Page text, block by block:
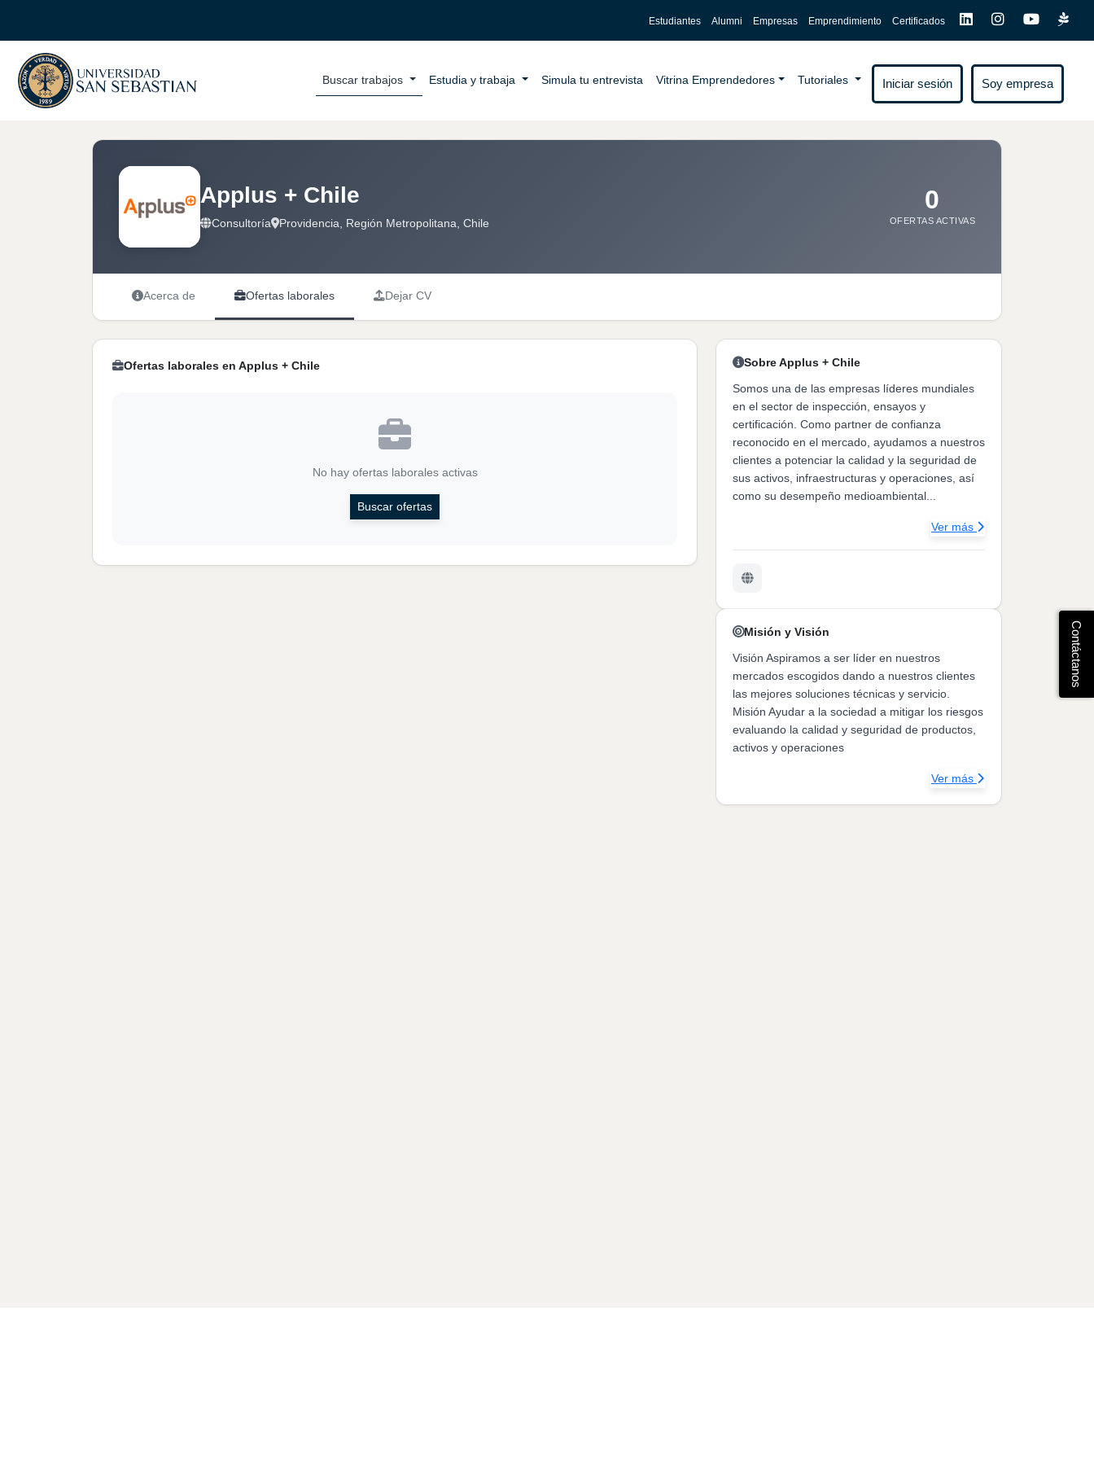
Estudiantes Alumni Empresas Emprendimiento Certificados
Buscar trabajos Estudia y trabaja Simula tu entrevista Vitrina Emprendedores Tutoriales Iniciar sesión Soy empresa
Applus + Chile
Consultoría Providencia, Región Metropolitana, Chile
0
OFERTAS ACTIVAS
Acerca de Ofertas laborales Dejar CV
Ofertas laborales en Applus + Chile
No hay ofertas laborales activas
Buscar ofertas
Sobre Applus + Chile
Somos una de las empresas líderes mundiales
en el sector de inspección, ensayos y
certificación. Como partner de confianza
reconocido en el mercado, ayudamos a nuestros
clientes a potenciar la calidad y la seguridad de
sus activos, infraestructuras y operaciones, así
como su desempeño medioambiental...
Ver más
Misión y Visión
Visión Aspiramos a ser líder en nuestros
mercados escogidos dando a nuestros clientes
las mejores soluciones técnicas y servicio.
Misión Ayudar a la sociedad a mitigar los riesgos
evaluando la calidad y seguridad de productos,
activos y operaciones
Ver más
Contáctanos